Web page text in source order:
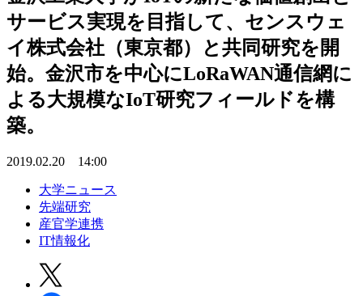
サービス実現を目指して、センスウェ
イ株式会社（東京都）と共同研究を開
始。金沢市を中心にLoRaWAN通信網に
よる大規模なIoT研究フィールドを構
築。
2019.02.20 14:00
大学ニュース
先端研究
産官学連携
IT情報化